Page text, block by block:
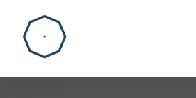
content